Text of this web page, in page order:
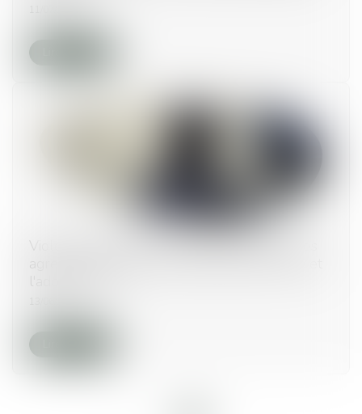
Violences sexuelles envers les hommes : des
agressions subies surtout pendant l'enfance et
l'adolescence